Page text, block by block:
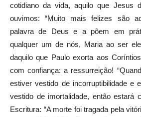
cotidiano da vida, aquilo que Jesus
ouvimos: “Muito mais felizes são
palavra de Deus e a põem em
qualquer um de nós, Maria ao ser
daquilo que Paulo exorta aos
com confiança: a ressurreição!
estiver vestido de incorruptibilidade e
vestido de imortalidade, então estará
Escritura: “A morte foi tragada pela